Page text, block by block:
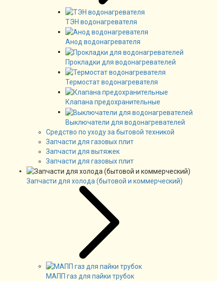
ТЭН водонагревателя
Анод водонагревателя
Прокладки для водонагревателей
Термостат водонагревателя
Клапана предохранительные
Выключатели для водонагревателей
Средство по уходу за бытовой техникой
Запчасти для газовых плит
Запчасти для вытяжек
Запчасти для газовых плит
Запчасти для холода (бытовой и коммерческий)
МАПП газ для пайки трубок